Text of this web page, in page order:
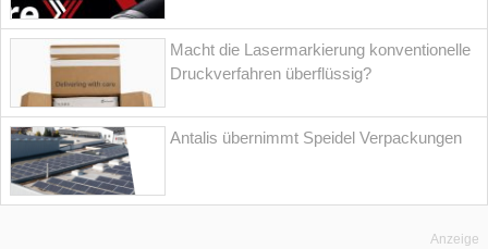
Macht die Lasermarkierung konventionelle
Druckverfahren überflüssig?
Antalis übernimmt Speidel Verpackungen
Anzeige